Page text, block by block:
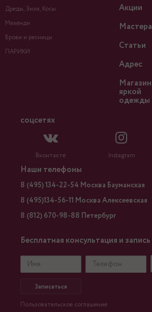
Дреды, Зизи, Косы
Мехенди
Брови и ресницы
ПАРИКИ
Акции
Мастера
Статьи
Адрес
Магазин
яркой
одежды
соцсетях
Вконтакте Instagram
Наши телефоны
8 (495) 134-22-54 Москва Бауманская
8 (495)134-56-11 Москва Алексеевская
8 (812) 670-98-88 Петербург
Бесплатная консультация и запись
Записаться
Пользовательское соглашение